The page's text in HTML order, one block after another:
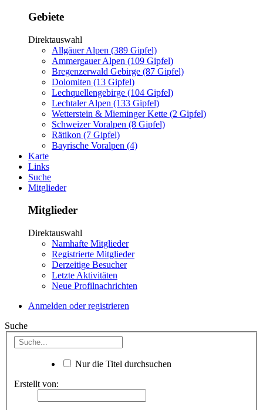
Gebiete
Direktauswahl
Allgäuer Alpen (389 Gipfel)
Ammergauer Alpen (109 Gipfel)
Bregenzerwald Gebirge (87 Gipfel)
Dolomiten (13 Gipfel)
Lechquellengebirge (104 Gipfel)
Lechtaler Alpen (133 Gipfel)
Wetterstein & Mieminger Kette (2 Gipfel)
Schweizer Voralpen (8 Gipfel)
Rätikon (7 Gipfel)
Bayrische Voralpen (4)
Karte
Links
Suche
Mitglieder
Mitglieder
Direktauswahl
Namhafte Mitglieder
Registrierte Mitglieder
Derzeitige Besucher
Letzte Aktivitäten
Neue Profilnachrichten
Anmelden oder registrieren
Suche
Nur die Titel durchsuchen
Erstellt von: